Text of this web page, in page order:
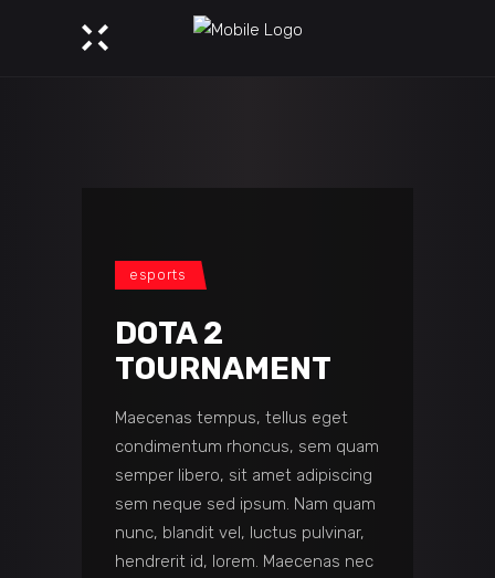
esports
DOTA 2
TOURNAMENT
Maecenas tempus, tellus eget
condimentum rhoncus, sem quam
semper libero, sit amet adipiscing
sem neque sed ipsum. Nam quam
nunc, blandit vel, luctus pulvinar,
hendrerit id, lorem. Maecenas nec